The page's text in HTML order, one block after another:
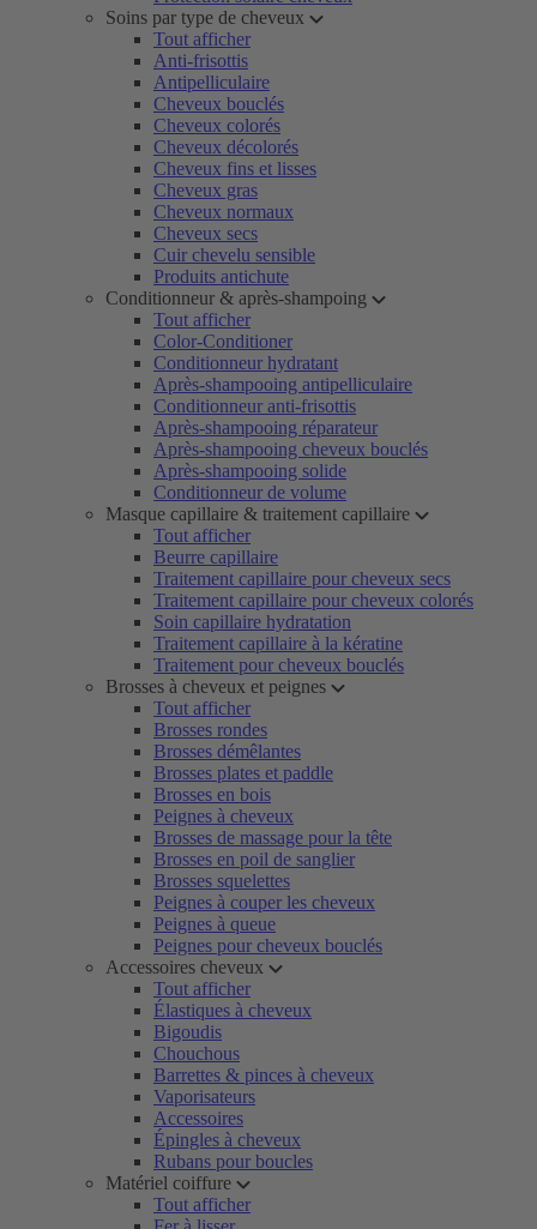
Soins par type de cheveux
Tout afficher
Anti-frisottis
Antipelliculaire
Cheveux bouclés
Cheveux colorés
Cheveux décolorés
Cheveux fins et lisses
Cheveux gras
Cheveux normaux
Cheveux secs
Cuir chevelu sensible
Produits antichute
Conditionneur & après-shampoing
Tout afficher
Color-Conditioner
Conditionneur hydratant
Après-shampooing antipelliculaire
Conditionneur anti-frisottis
Après-shampooing réparateur
Après-shampooing cheveux bouclés
Après-shampooing solide
Conditionneur de volume
Masque capillaire & traitement capillaire
Tout afficher
Beurre capillaire
Traitement capillaire pour cheveux secs
Traitement capillaire pour cheveux colorés
Soin capillaire hydratation
Traitement capillaire à la kératine
Traitement pour cheveux bouclés
Brosses à cheveux et peignes
Tout afficher
Brosses rondes
Brosses démêlantes
Brosses plates et paddle
Brosses en bois
Peignes à cheveux
Brosses de massage pour la tête
Brosses en poil de sanglier
Brosses squelettes
Peignes à couper les cheveux
Peignes à queue
Peignes pour cheveux bouclés
Accessoires cheveux
Tout afficher
Élastiques à cheveux
Bigoudis
Chouchous
Barrettes & pinces à cheveux
Vaporisateurs
Accessoires
Épingles à cheveux
Rubans pour boucles
Matériel coiffure
Tout afficher